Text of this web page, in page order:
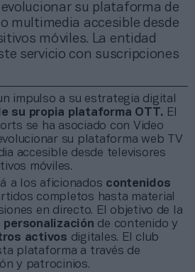
evolucionar su plataforma de
multimedia accesible desde
móviles. La entidad
servicio con suscripciones
impulso a su estrategia digital
su propia plataforma OTT. El
se ha asociado con Video
su plataforma web TV
accesible desde televisores
móviles.
a los aficionados contenidos
completos hasta material
en directo. El objetivo de la
personalización de contenido y
activos digitales. El club
plataforma a través de
y patrocinios.